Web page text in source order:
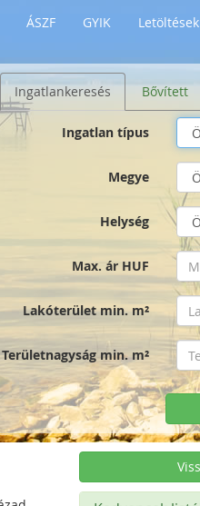
ÁSZF GYIK Letöltések
Ingatlankeresés Bővített
Ingatlan típus
Megye
Helység
Max. ár HUF
Lakóterület min. m²
Területnagyság min. m²